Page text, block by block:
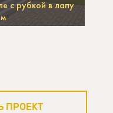
с рубкой в лапу
ПРОЕКТ